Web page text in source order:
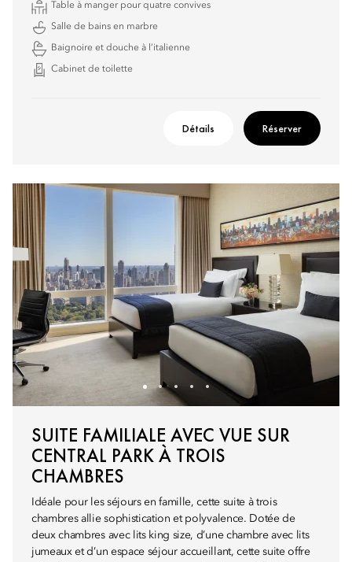
Table à manger pour quatre convives
Salle de bains en marbre
Baignoire et douche à l’italienne
Cabinet de toilette
Détails Réserver
SUITE FAMILIALE AVEC VUE SUR
CENTRAL PARK À TROIS
CHAMBRES
Idéale pour les séjours en famille, cette suite à trois
chambres allie sophistication et polyvalence. Dotée de
deux chambres avec lits king size, d’une chambre avec lits
jumeaux et d’un espace séjour accueillant, cette suite offre